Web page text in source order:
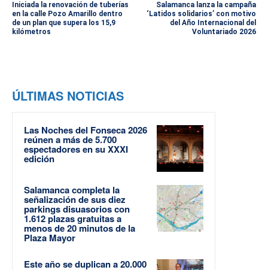
Iniciada la renovación de tuberías
en la calle Pozo Amarillo dentro
de un plan que supera los 15,9
kilómetros
Salamanca lanza la campaña
‘Latidos solidarios’ con motivo
del Año Internacional del
Voluntariado 2026
ÚLTIMAS NOTICIAS
Las Noches del Fonseca 2026
reúnen a más de 5.700
espectadores en su XXXI
edición
Salamanca completa la
señalización de sus diez
parkings disuasorios con
1.612 plazas gratuitas a
menos de 20 minutos de la
Plaza Mayor
Este año se duplican a 20.000